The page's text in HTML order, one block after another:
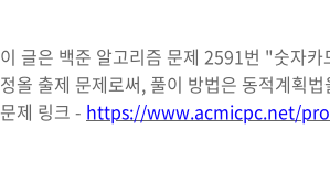
이 글은 백준 알고리즘 문제 2591번 "숫자
정올 출제 문제로써, 풀이 방법은 동적계획
문제 링크 - https://www.acmicpc.net/